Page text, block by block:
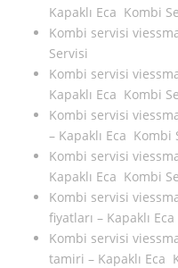
Kapaklı Eca Kombi
Kombi servisi
Servisi
Kombi servisi
Kapaklı Eca Kombi
Kombi servisi
– Kapaklı Eca Kombi
Kombi servisi
Kapaklı Eca Kombi
Kombi servisi
fiyatları – Kapaklı
Kombi servisi
tamiri – Kapaklı Eca